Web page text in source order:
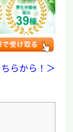
らから！＞